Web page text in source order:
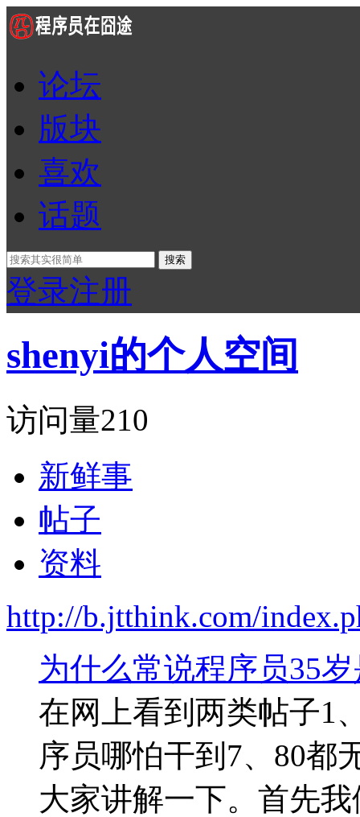
论坛
版块
喜欢
话题
搜索
登录注册
shenyi的个人空间
访问量210
新鲜事
帖子
资料
http://b.jtthink.com/
为什么常说程序员35
在网上看到两类帖子1
序员哪怕干到7、80都
大家讲解一下。首先